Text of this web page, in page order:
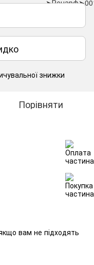
знижки
Порівняти
вам не підходять